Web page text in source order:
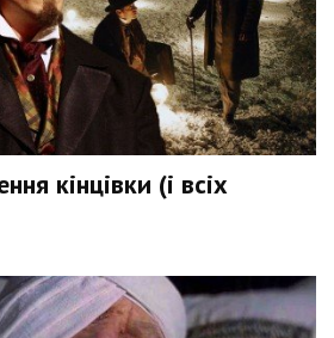
кінцівки (і всіх